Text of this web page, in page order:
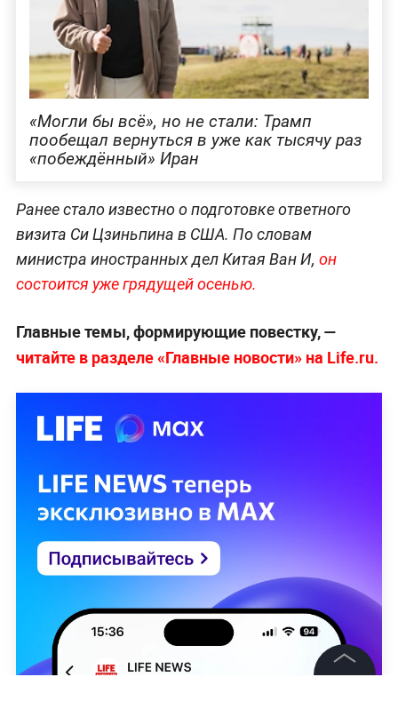
«Могли бы всё», но не стали: Трамп
пообещал вернуться в уже как тысячу раз
«побеждённый» Иран
Ранее стало известно о подготовке ответного
визита Си Цзиньпина в США. По словам
министра иностранных дел Китая Ван И, он
состоится уже грядущей осенью.
Главные темы, формирующие повестку, —
читайте в разделе «Главные новости» на Life.ru.